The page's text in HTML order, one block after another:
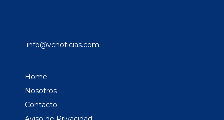
info@vcnoticias.com
Home
Nosotros
Contacto